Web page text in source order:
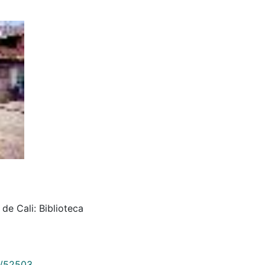
Cali: Biblioteca